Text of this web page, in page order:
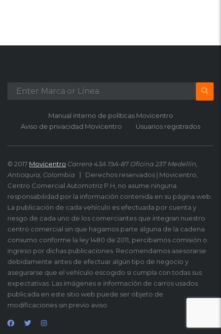
Manual interno de políticas Movicentro
Aviso de privacidad Movicentro
Usuarios registrados
© 2017 Movicentro Carrera 43A 19A-87 Oficina 237 Medellín,
Antioquia, Colombia
Derechos reservados | Movicentro,
Centro Comercial Automotriz P.H, no asume ninguna
responsabilidad por la información contenida en su página web.
La publicación de cada vehículo es efectuada por cuenta y
riesgo de cada uno de los comerciantes que integran nuestro
centro comercial sin que hagamos parte alguna de la cadena
consumo conforme la ley 1480 de 2011, percibamos comisión o
ingreso por dichas publicaciones. Recomendamos asesorarse
debidamente antes de efectuar algún tipo de negocio y
asegurarse que el vehículo escogido si cumpla con todas sus
expectativas. Las imágenes e información de carros usados
publicada en este sitio web puede ser objeto de
modificaciones sin previo aviso.